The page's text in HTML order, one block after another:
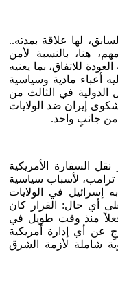
لها علاقة بمدته..
هنا، بالنسبة لأمن
للاتفاق، بما يعنيه
أعباء مادية وسياسية
الدولية في الثالث من
إيران ضد الولايات
من جانبٍ واحد.
السفارة الأمريكية
ترامب، لأسباب سياسية
إسرائيل في الولايات
أي حال: القرار كان
فعلاً منذ وقت طويل في
عن أي إدارة أمريكية
شاملة لأزمة الشرق